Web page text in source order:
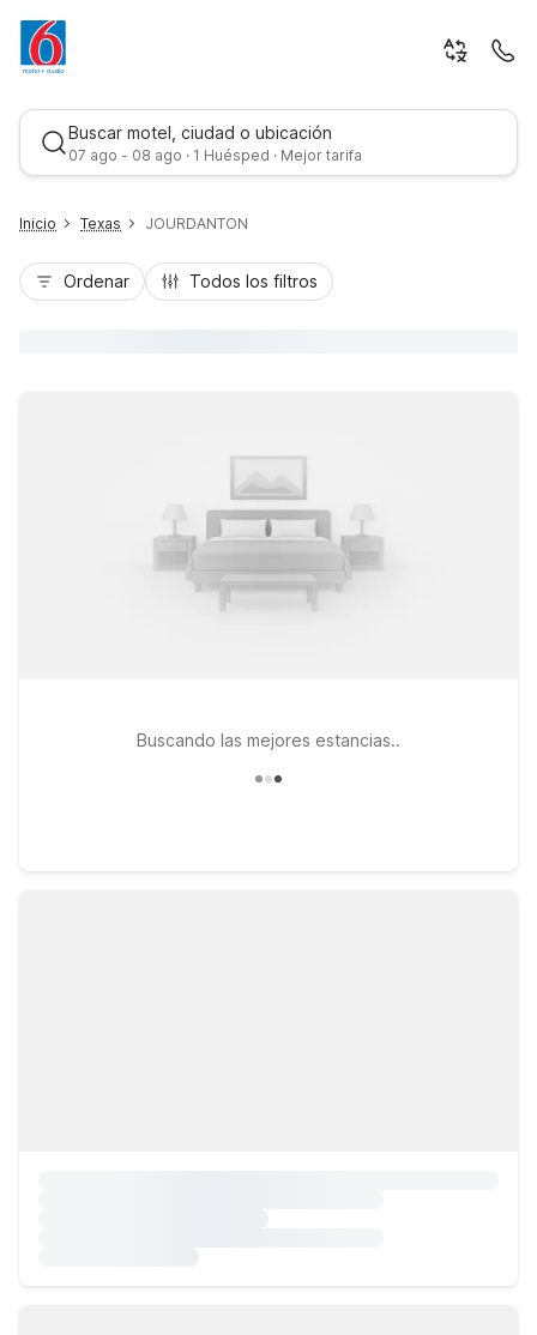
Buscar motel, ciudad o ubicación
07 ago - 08 ago · 1 Huésped · Mejor tarifa
Inicio Texas JOURDANTON
Ordenar Todos los filtros
Buscando las mejores estancias..